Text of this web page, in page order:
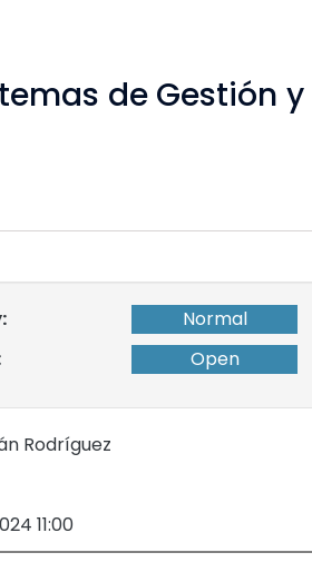
de Gestión y
Normal
Open
Rodríguez
11:00